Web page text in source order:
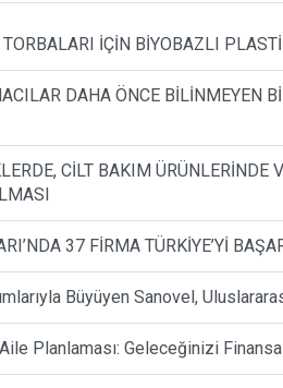
TORBALARI İÇİN BİYOBAZLI
DAHA ÖNCE BİLİNMEYEN
CİLT BAKIM ÜRÜNLERİNDE
37 FİRMA TÜRKİYE’Yİ
Büyüyen Sanovel,
Planlaması: Geleceğinizi